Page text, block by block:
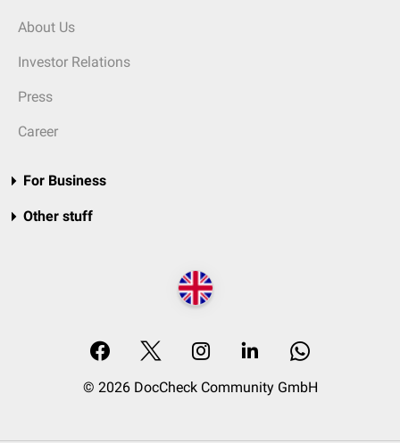
About Us
Investor Relations
Press
Career
For Business
Other stuff
© 2026 DocCheck Community GmbH